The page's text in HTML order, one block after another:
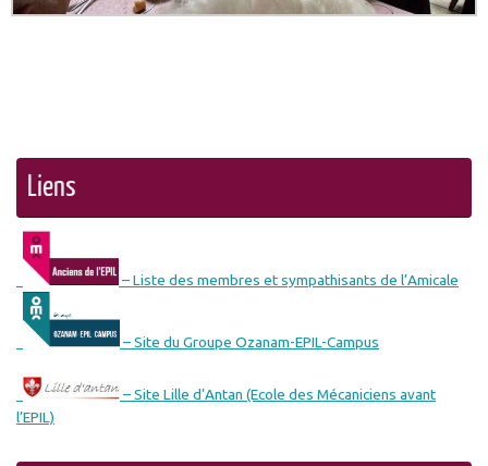
Liens
– Liste des membres et sympathisants de l’Amicale
– Site du Groupe Ozanam-EPIL-Campus
– Site Lille d’Antan (Ecole des Mécaniciens avant
l’EPIL)